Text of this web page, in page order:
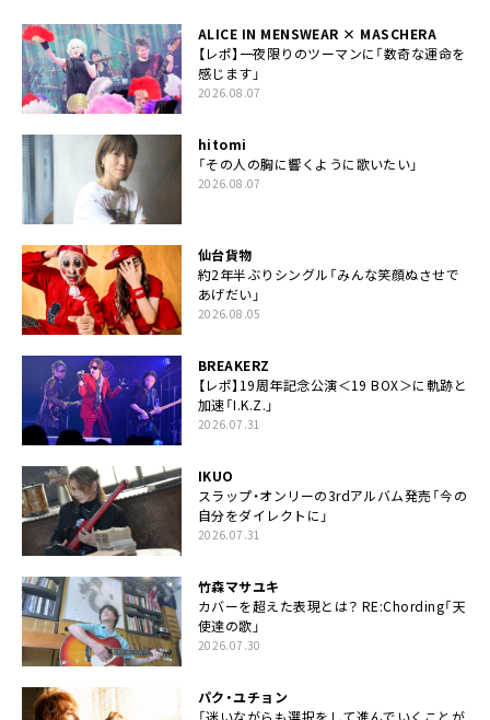
ALICE IN MENSWEAR × MASCHERA
【レポ】一夜限りのツーマンに「数奇な運命を
感じます」
2026.08.07
hitomi
「その人の胸に響くように歌いたい」
2026.08.07
仙台貨物
約2年半ぶりシングル「みんな笑顔ぬさせで
あげだい」
2026.08.05
BREAKERZ
【レポ】19周年記念公演＜19 BOX＞に軌跡と
加速「I.K.Z.」
2026.07.31
IKUO
スラップ・オンリーの3rdアルバム発売「今の
自分をダイレクトに」
2026.07.31
竹森マサユキ
カバーを超えた表現とは？ RE:Chording「天
使達の歌」
2026.07.30
パク・ユチョン